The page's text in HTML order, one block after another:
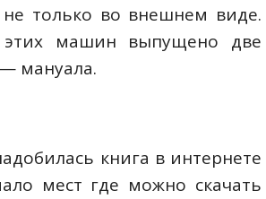
только во внешнем виде.
этих машин выпущено две
мануала.
книга в интернете
мест где можно скачать